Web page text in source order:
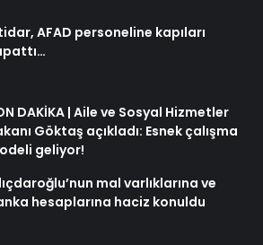
AFAD personeline kapıları
DAKİKA | Aile ve Sosyal Hizmetler
Göktaş açıkladı: Esnek çalışma
geliyor!
mal varlıklarına ve
hesaplarına haciz konuldu